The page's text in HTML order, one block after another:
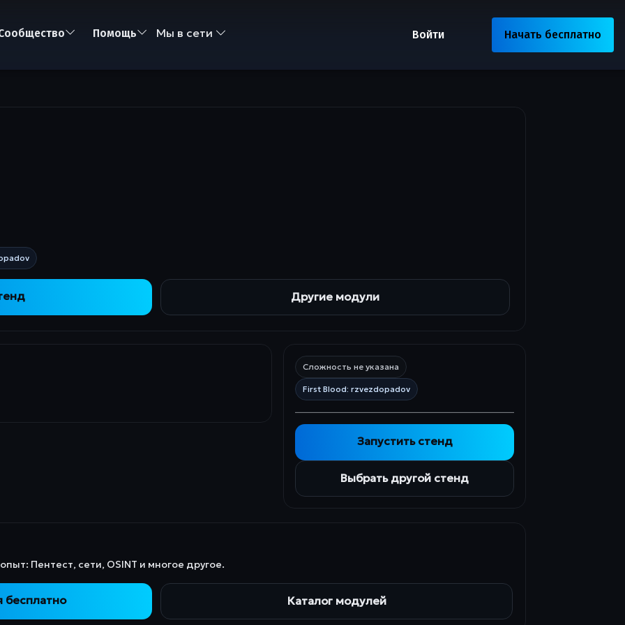
Помощь Мы в сети Войти Начать бесплатно
Другие модули
Сложность не указана
First Blood: rzvezdopadov
Запустить стенд
Выбрать другой стенд
Пентест, сети, OSINT и многое другое.
бесплатно Каталог модулей